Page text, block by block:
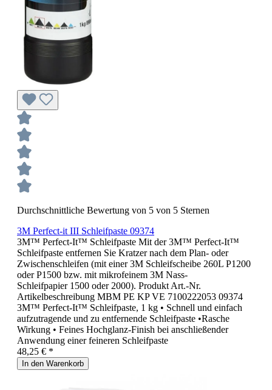
Durchschnittliche Bewertung von 5 von 5 Sternen
3M Perfect-it III Schleifpaste 09374
3M™ Perfect-It™ Schleifpaste Mit der 3M™ Perfect-It™
Schleifpaste entfernen Sie Kratzer nach dem Plan- oder
Zwischenschleifen (mit einer 3M Schleifscheibe 260L P1200
oder P1500 bzw. mit mikrofeinem 3M Nass-
Schleifpapier 1500 oder 2000). Produkt Art.-Nr.
Artikelbeschreibung MBM PE KP VE 7100222053 09374
3M™ Perfect-It™ Schleifpaste, 1 kg • Schnell und einfach
aufzutragende und zu entfernende Schleifpaste •Rasche
Wirkung • Feines Hochglanz-Finish bei anschließender
Anwendung einer feineren Schleifpaste
48,25 € *
In den Warenkorb